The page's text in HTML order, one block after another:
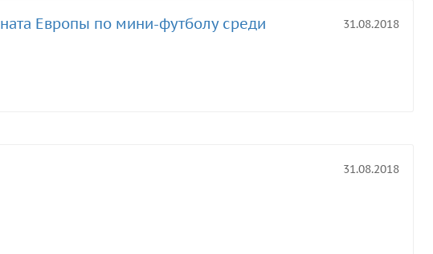
Европы по мини-футболу среди
31.08.2018
31.08.2018